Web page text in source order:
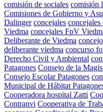
comisión de sociales comisión
Comisiones de Gobierno y
Dalinger concejales concejales
Viedma concejales FpV
Deliberante de Viedma
deliberante viedma concurso
Derecho Civil y Ambiental
Patagones Consejo de la
Consejo Escolar Patagones
Municipal de Hábitat
Cooperadora hospital Zatti
Contranvi Cooperativa de